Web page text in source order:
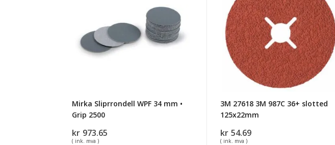
mm
Grip
Mirka Sliprrondell WPF 34 mm •
Grip 2500
kr 973.65
( ink. mva )
3M
987C
36+
slotted
125x22mm
3M 27618 3M 987C 36+ slotted
125x22mm
kr 54.69
( ink. mva )